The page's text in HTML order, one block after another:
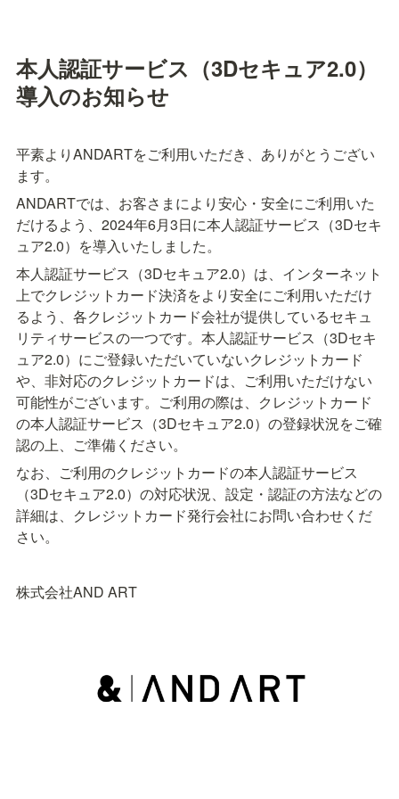
本人認証サービス（3Dセキュア2.0）
導入のお知らせ
平素よりANDARTをご利用いただき、ありがとうござい
ます。
ANDARTでは、お客さまにより安心・安全にご利用いた
だけるよう、2024年6月3日に本人認証サービス（3Dセキ
ュア2.0）を導入いたしました。
本人認証サービス（3Dセキュア2.0）は、インターネット
上でクレジットカード決済をより安全にご利用いただけ
るよう、各クレジットカード会社が提供しているセキュ
リティサービスの一つです。本人認証サービス（3Dセキ
ュア2.0）にご登録いただいていないクレジットカード
や、非対応のクレジットカードは、ご利用いただけない
可能性がございます。ご利用の際は、クレジットカード
の本人認証サービス（3Dセキュア2.0）の登録状況をご確
認の上、ご準備ください。
なお、ご利用のクレジットカードの本人認証サービス
（3Dセキュア2.0）の対応状況、設定・認証の方法などの
詳細は、クレジットカード発行会社にお問い合わせくだ
さい。
株式会社AND ART